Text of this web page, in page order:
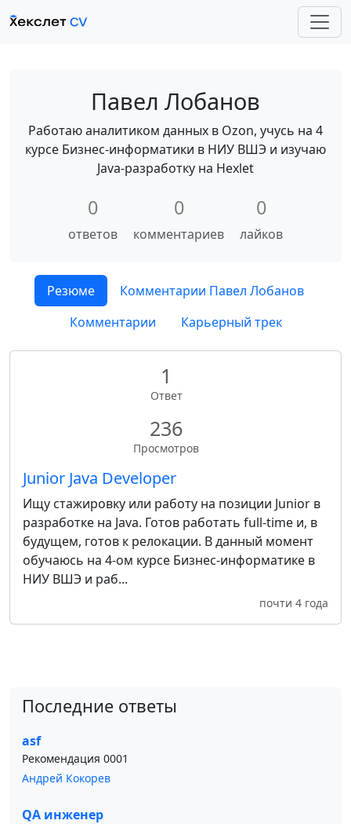
Павел Лобанов
Работаю аналитиком данных в Ozon, учусь на 4
курсе Бизнес-информатики в НИУ ВШЭ и изучаю
Java-разработку на Hexlet
0
ответов
0
комментариев
0
лайков
Резюме
Комментарии Павел Лобанов
Комментарии
Карьерный трек
1
Ответ
236
Просмотров
Junior Java Developer
Ищу стажировку или работу на позиции Junior в
разработке на Java. Готов работать full-time и, в
будущем, готов к релокации. В данный момент
обучаюсь на 4-ом курсе Бизнес-информатике в
НИУ ВШЭ и раб...
почти 4 года
Последние ответы
asf
Рекомендация 0001
Андрей Кокорев
QA инженер